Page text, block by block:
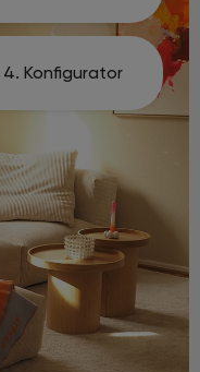
4. Konfigurator